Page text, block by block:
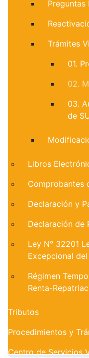
Preguntas
Trámites
01.
02.
03.
de
Libros
Comprobantes
Declaración y
Declaración de
Ley N° 32201
Excepcional
Régimen
Renta-
Tributos
Procedimientos y
Centro de Servicios